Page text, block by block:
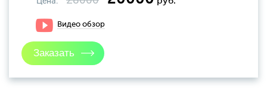
Видео обзор